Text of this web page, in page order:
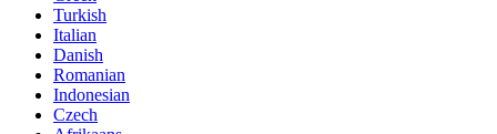
Turkish
Italian
Danish
Romanian
Indonesian
Czech